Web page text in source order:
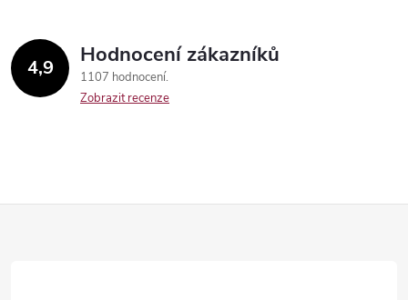
4,9 Hodnocení zákazníků
1107 hodnocení
Zobrazit recenze